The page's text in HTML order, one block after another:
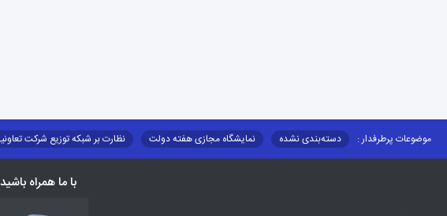
موضوعات پرطرفدار : دسته‌بندی نشده نمایشگاه مجازی هفته دولت نظارت بر شبکه توزیع شرکت
با ما همراه باشید